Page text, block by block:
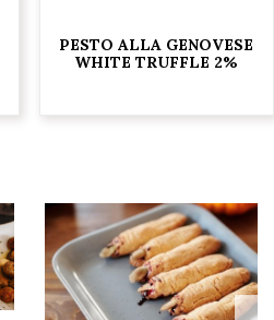
PESTO ALLA GENOVESE
WHITE TRUFFLE 2%